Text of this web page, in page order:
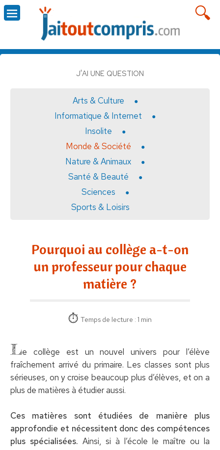
J'AI UNE QUESTION
Arts & Culture
Informatique & Internet
Insolite
Monde & Société
Nature & Animaux
Santé & Beauté
Sciences
Sports & Loisirs
Pourquoi au collège a-t-on
un professeur pour chaque
matière ?
Temps de lecture : 1 min
Le collège est un nouvel univers pour l’élève
fraîchement arrivé du primaire. Les classes sont plus
sérieuses, on y croise beaucoup plus d’élèves, et on a
plus de matières à étudier aussi.
Ces matières sont étudiées de manière plus
approfondie et nécessitent donc des compétences
plus spécialisées. Ainsi, si à l’école le maître ou la